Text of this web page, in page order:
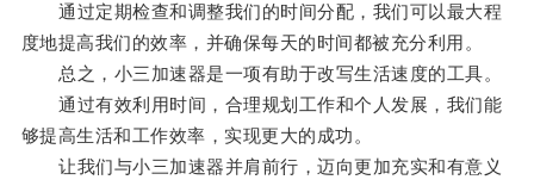
通过定期检查和调整我们的时间分配，我们可以最大程
度地提高我们的效率，并确保每天的时间都被充分利用。
总之，小三加速器是一项有助于改写生活速度的工具。
通过有效利用时间，合理规划工作和个人发展，我们能
够提高生活和工作效率，实现更大的成功。
让我们与小三加速器并肩前行，迈向更加充实和有意义